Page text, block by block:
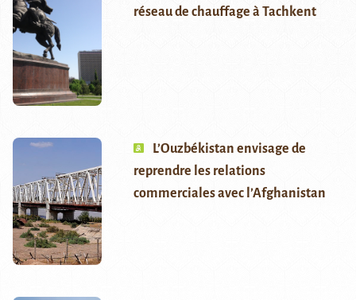
réseau de chauffage à Tachkent
L’Ouzbékistan envisage de
reprendre les relations
commerciales avec l’Afghanistan